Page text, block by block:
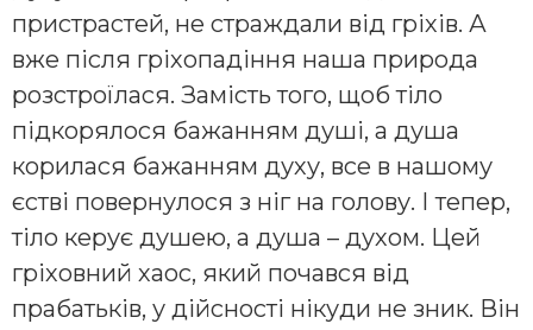
пристрастей, не страждали від гріхів. А
вже після гріхопадіння наша природа
розстроїлася. Замість того, щоб тіло
підкорялося бажанням душі, а душа
корилася бажанням духу, все в нашому
єстві повернулося з ніг на голову. І тепер,
тіло керує душею, а душа – духом. Цей
гріховний хаос, який почався від
прабатьків, у дійсності нікуди не зник. Він